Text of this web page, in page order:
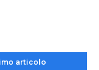
articolo